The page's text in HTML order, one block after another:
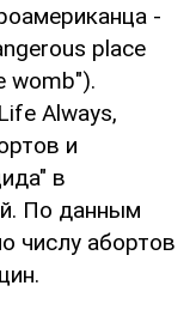
-
place
womb").
Always,
и
в
По данным
числу абортов